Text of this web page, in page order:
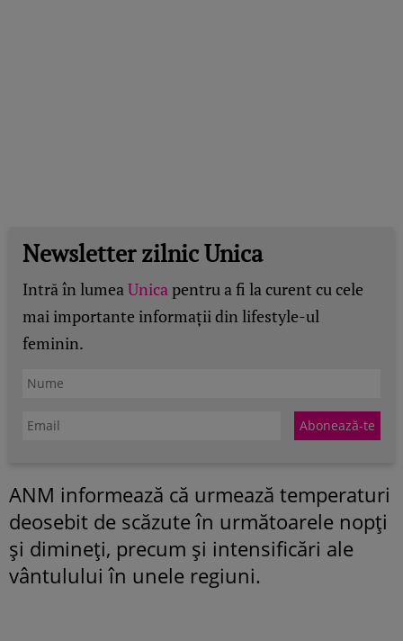
Newsletter zilnic Unica
Intră în lumeaUnicapentru a fi la curent cu cele
mai importante informații din lifestyle-ul
feminin.
ANM informează că urmează temperaturi
deosebit de scăzute în următoarele nopți
și dimineți, precum și intensificări ale
vântulului în unele regiuni.